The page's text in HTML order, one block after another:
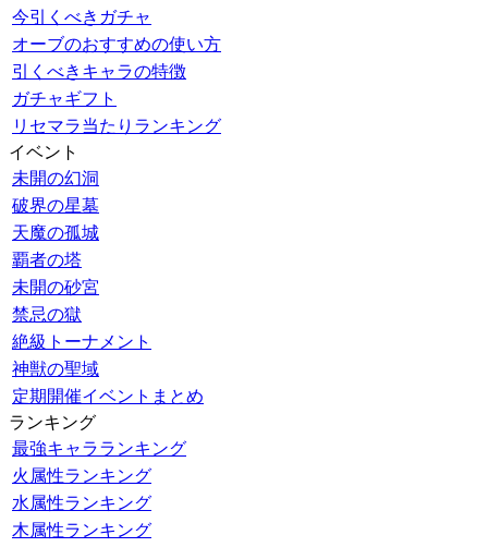
今引くべきガチャ
オーブのおすすめの使い方
引くべきキャラの特徴
ガチャギフト
リセマラ当たりランキング
イベント
未開の幻洞
破界の星墓
天魔の孤城
覇者の塔
未開の砂宮
禁忌の獄
絶級トーナメント
神獣の聖域
定期開催イベントまとめ
ランキング
最強キャラランキング
火属性ランキング
水属性ランキング
木属性ランキング